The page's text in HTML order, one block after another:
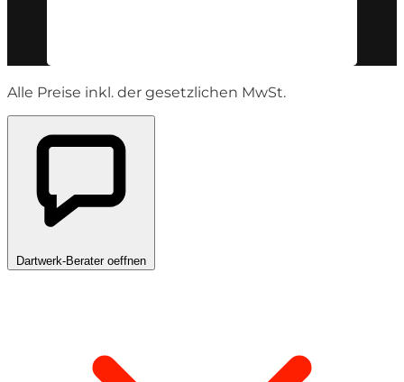
Alle Preise inkl. der gesetzlichen MwSt.
Dartwerk-Berater oeffnen